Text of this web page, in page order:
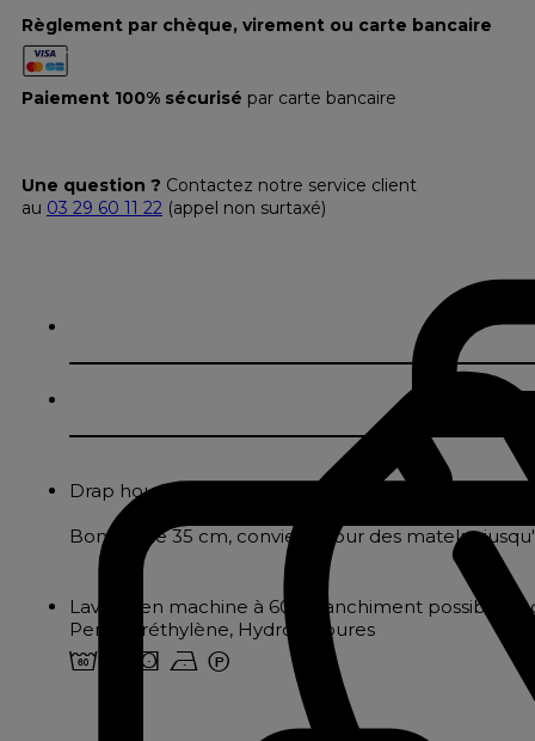
Règlement par chèque, virement ou carte bancaire
Paiement 100% sécurisé par carte bancaire
Une question ? Contactez notre service client
au 03 29 60 11 22 (appel non surtaxé)
Drap housse en jersey pur coton, facile d'entretien
Bonnet de 35 cm, convient pour des matelas
Lavage en machine à 60° Blanchiment possible
Perchloréthylène, Hydrocarbures
4 o s n W